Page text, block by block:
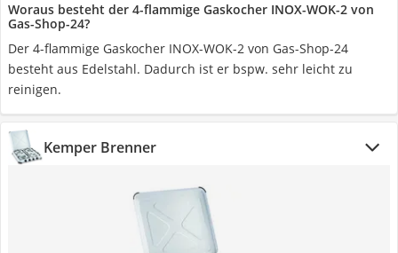
Woraus besteht der 4-flammige Gaskocher ‎INOX-WOK-2 von
Gas-Shop-24?
Der 4-flammige Gaskocher ‎INOX-WOK-2 von Gas-Shop-24
besteht aus Edelstahl. Dadurch ist er bspw. sehr leicht zu
reinigen.
Kemper Brenner